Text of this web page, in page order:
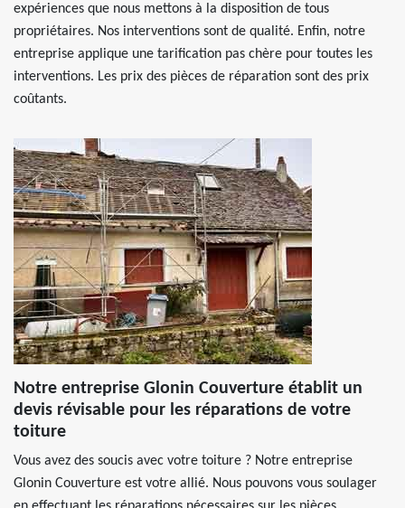
expériences que nous mettons à la disposition de tous
propriétaires. Nos interventions sont de qualité. Enfin, notre
entreprise applique une tarification pas chère pour toutes les
interventions. Les prix des pièces de réparation sont des prix
coûtants.
Notre entreprise Glonin Couverture établit un
devis révisable pour les réparations de votre
toiture
Vous avez des soucis avec votre toiture ? Notre entreprise
Glonin Couverture est votre allié. Nous pouvons vous soulager